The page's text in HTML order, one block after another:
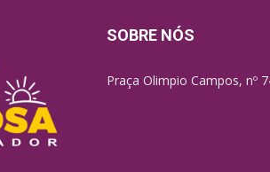
SOBRE NÓS
Praça Olimpio Campos, nº